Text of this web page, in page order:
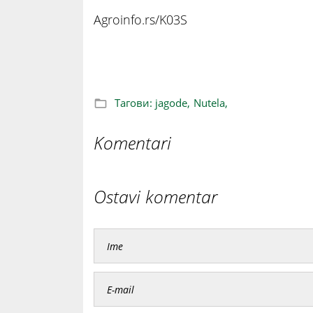
Agroinfo.rs/K03S
Тагови: jagode, Nutela,
Komentari
Ostavi komentar